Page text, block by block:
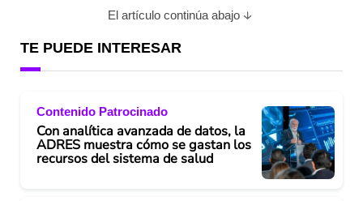
El artículo continúa abajo
TE PUEDE INTERESAR
Contenido Patrocinado
Con analítica avanzada de datos, la
ADRES muestra cómo se gastan los
recursos del sistema de salud